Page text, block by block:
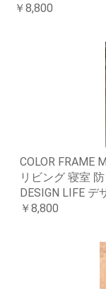
￥8,800
COLOR FRAME
リビング 寝室
DESIGN LIFE
￥8,800